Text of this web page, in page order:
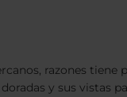
razones tiene
y sus vistas